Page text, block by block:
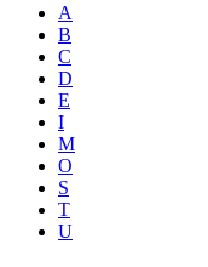
A
B
C
D
E
I
M
O
S
T
U